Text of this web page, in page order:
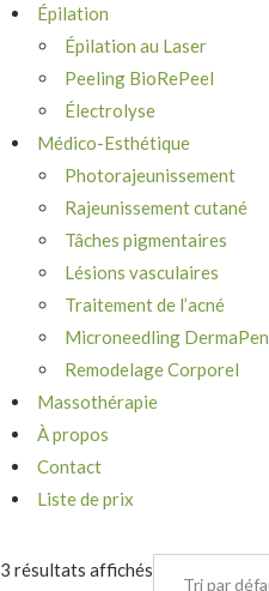
Épilation
Épilation au Laser
Peeling BioRePeel
Électrolyse
Médico-Esthétique
Photorajeunissement
Rajeunissement cutané
Tâches pigmentaires
Lésions vasculaires
Traitement de l’acné
Microneedling DermaPen
Remodelage Corporel
Massothérapie
À propos
Contact
Liste de prix
3 résultats affichés